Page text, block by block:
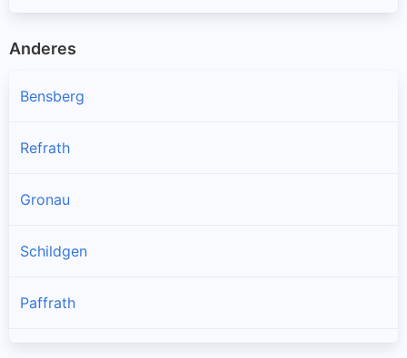
Anderes
Bensberg
Refrath
Gronau
Schildgen
Paffrath